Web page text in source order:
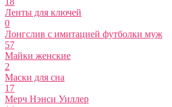
Ленты для ключей
0
Лонгслив с имитацией футболки муж
57
Майки женские
2
Маски для сна
17
Мерч Нэнси Уиллер